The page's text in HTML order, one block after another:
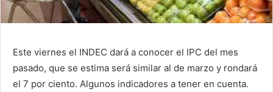
Este viernes el INDEC dará a conocer el IPC del mes
pasado, que se estima será similar al de marzo y rondará
el 7 por ciento. Algunos indicadores a tener en cuenta.